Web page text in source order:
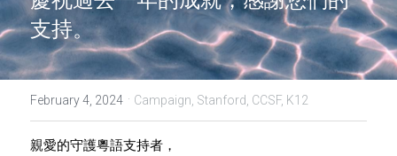
FAQs 常見問題
Stanford University 史丹佛大學
UC Berkeley 加州大學伯克利分校
Events 活動
Learn Cantonese 學粵語
支持。
February 4, 2024 · Campaign, Stanford, CCSF, K12
親愛的守護粵語支持者，